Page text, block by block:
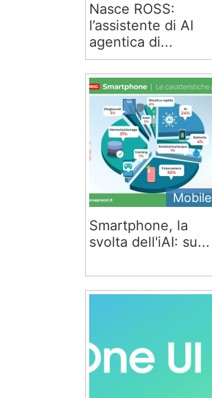
Nasce ROSS:
l’assistente di AI
agentica di...
Mobile
Smartphone, la
svolta dell'iAI: su...